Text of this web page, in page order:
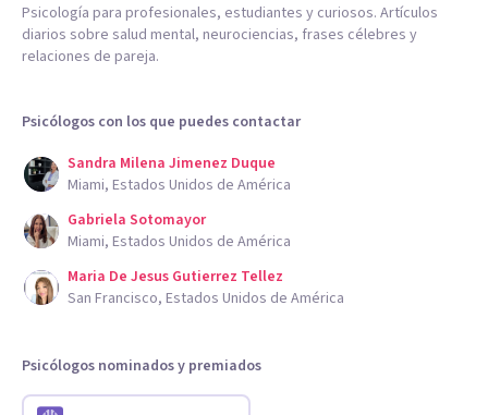
Psicología para profesionales, estudiantes y curiosos. Artículos
diarios sobre salud mental, neurociencias, frases célebres y
relaciones de pareja.
Psicólogos con los que puedes contactar
Sandra Milena Jimenez Duque
Miami, Estados Unidos de América
Gabriela Sotomayor
Miami, Estados Unidos de América
Maria De Jesus Gutierrez Tellez
San Francisco, Estados Unidos de América
Psicólogos nominados y premiados